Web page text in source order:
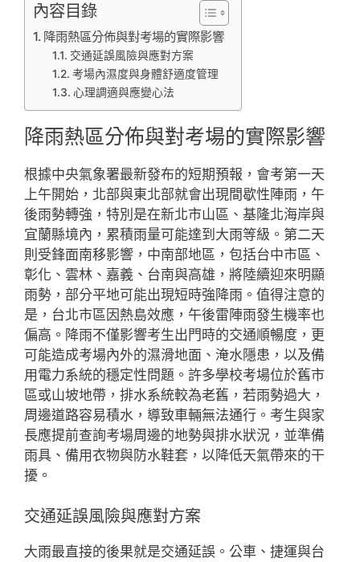
內容目錄
降雨熱區分佈與對考場的實際影響
交通延誤風險與應對方案
考場內濕度與身體舒適度管理
心理調適與應變心法
降雨熱區分佈與對考場的實際影響
根據中央氣象署最新發布的短期預報，會考第一天
上午開始，北部與東北部就會出現間歇性陣雨，午
後雨勢轉強，特別是在新北市山區、基隆北海岸與
宜蘭縣境內，累積雨量可能達到大雨等級。第二天
則受鋒面南移影響，中南部地區，包括台中市區、
彰化、雲林、嘉義、台南與高雄，將陸續迎來明顯
雨勢，部分平地可能出現短時強降雨。值得注意的
是，台北市區因熱島效應，午後雷陣雨發生機率也
偏高。降雨不僅影響考生出門時的交通順暢度，更
可能造成考場內外的濕滑地面、淹水隱患，以及備
用電力系統的穩定性問題。許多學校考場位於舊市
區或山坡地帶，排水系統較為老舊，若雨勢過大，
周邊道路容易積水，導致車輛無法通行。考生與家
長應提前查詢考場周邊的地勢與排水狀況，並準備
雨具、備用衣物與防水鞋套，以降低天氣帶來的干
擾。
交通延誤風險與應對方案
大雨最直接的後果就是交通延誤。公車、捷運與台